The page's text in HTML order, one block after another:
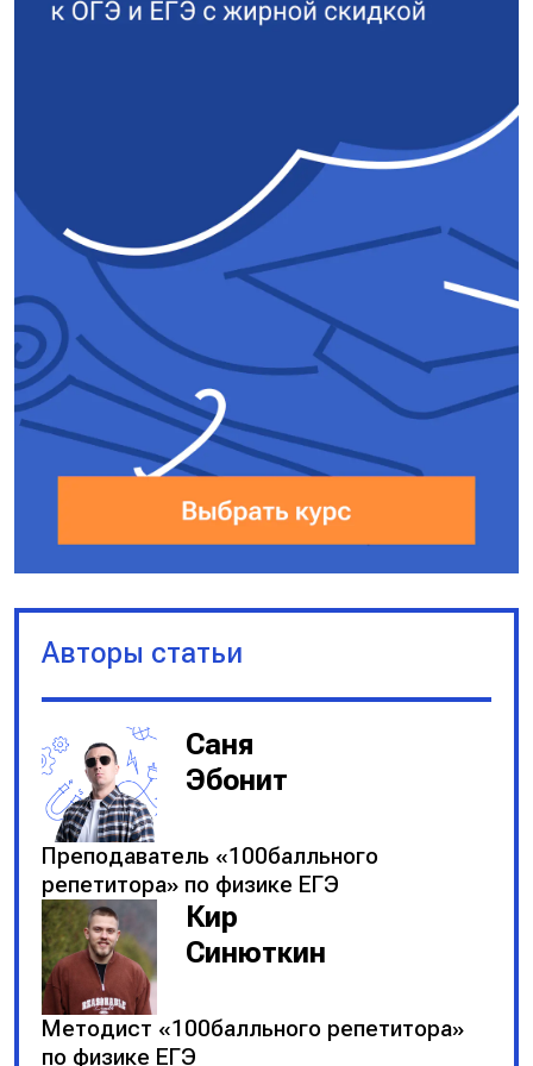
8 \cdot 10^{−9}}{32 \cdot 10^{−6}}
= 1,57 \cdot 10^{−3} = 1,57 \text{
Ответ:1,57.
Авторы статьи
Саня
Эбонит
Преподаватель «100балльного
репетитора» по физике ЕГЭ
Кир
Синюткин
Методист «100балльного репетитора»
по физике ЕГЭ